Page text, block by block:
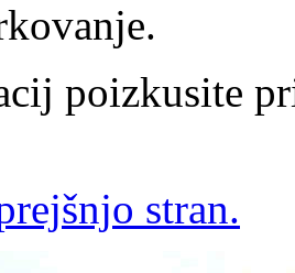
poizkusite
stran.